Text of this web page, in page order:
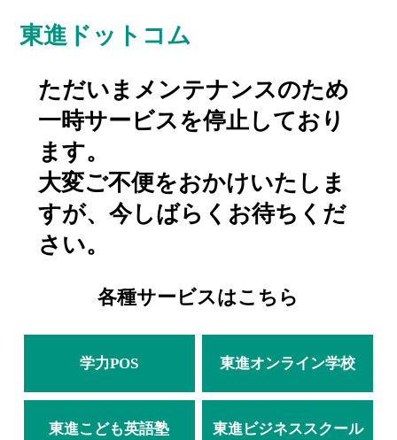
東進ドットコム
ただいまメンテナンスのため
一時サービスを停止しており
ます。
大変ご不便をおかけいたしま
すが、今しばらくお待ちくだ
さい。
各種サービスはこちら
学力POS 東進オンライン学校
東進こども英語塾 東進ビジネススクール